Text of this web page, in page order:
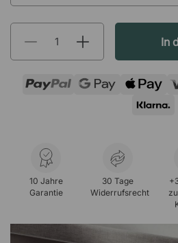
In
10 Jahre
Garantie
30 Tage
Widerrufsrecht